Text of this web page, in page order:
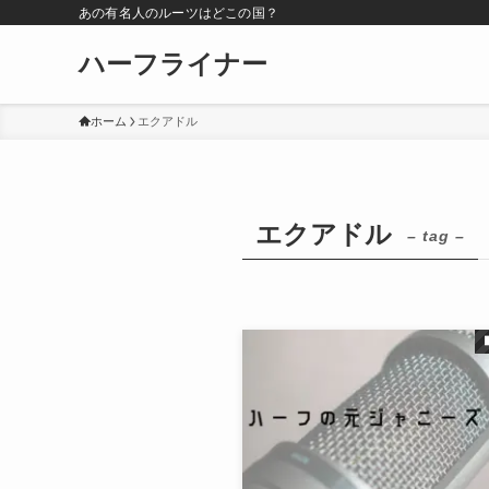
あの有名人のルーツはどこの国？
ハーフライナー
ホーム エクアドル
エクアドル – tag –